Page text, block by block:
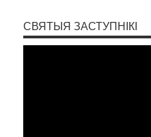
СВЯТЫЯ ЗАСТУПНІКІ